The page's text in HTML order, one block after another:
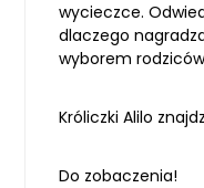
wycieczce.
dlaczego
wyborem
Króliczki Alilo
Do zobaczenia!